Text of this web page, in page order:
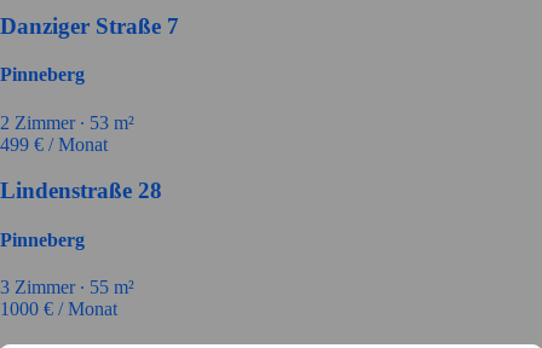
Danziger Straße 7
Pinneberg
2 Zimmer ∙ 53 m²
499 € / Monat
Lindenstraße 28
Pinneberg
3 Zimmer ∙ 55 m²
1000 € / Monat